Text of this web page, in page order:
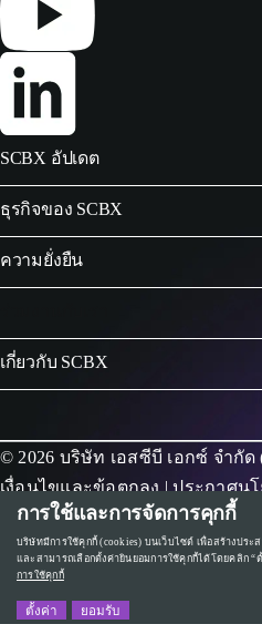
SCBX อัปเดต
ธุรกิจของ SCBX
ความยั่งยืน
เกี่ยวกับ SCBX
© 2026 บริษัท เอสซีบี เอกซ์ จำกั
เงื่อนไขและข้อตกลง|ประกาศน
การใช้และการจัดการคุกกี้
บริษัทมีการใช้คุกกี้ (cookies) บนเว็บไซต์ เพื่อสร้างปร
และสามารถเลือกตั้งค่ายินยอมการใช้คุกกี้ได้โดยคลิก “
การใช้คุกกี้
ตั้งค่า ยอมรับ